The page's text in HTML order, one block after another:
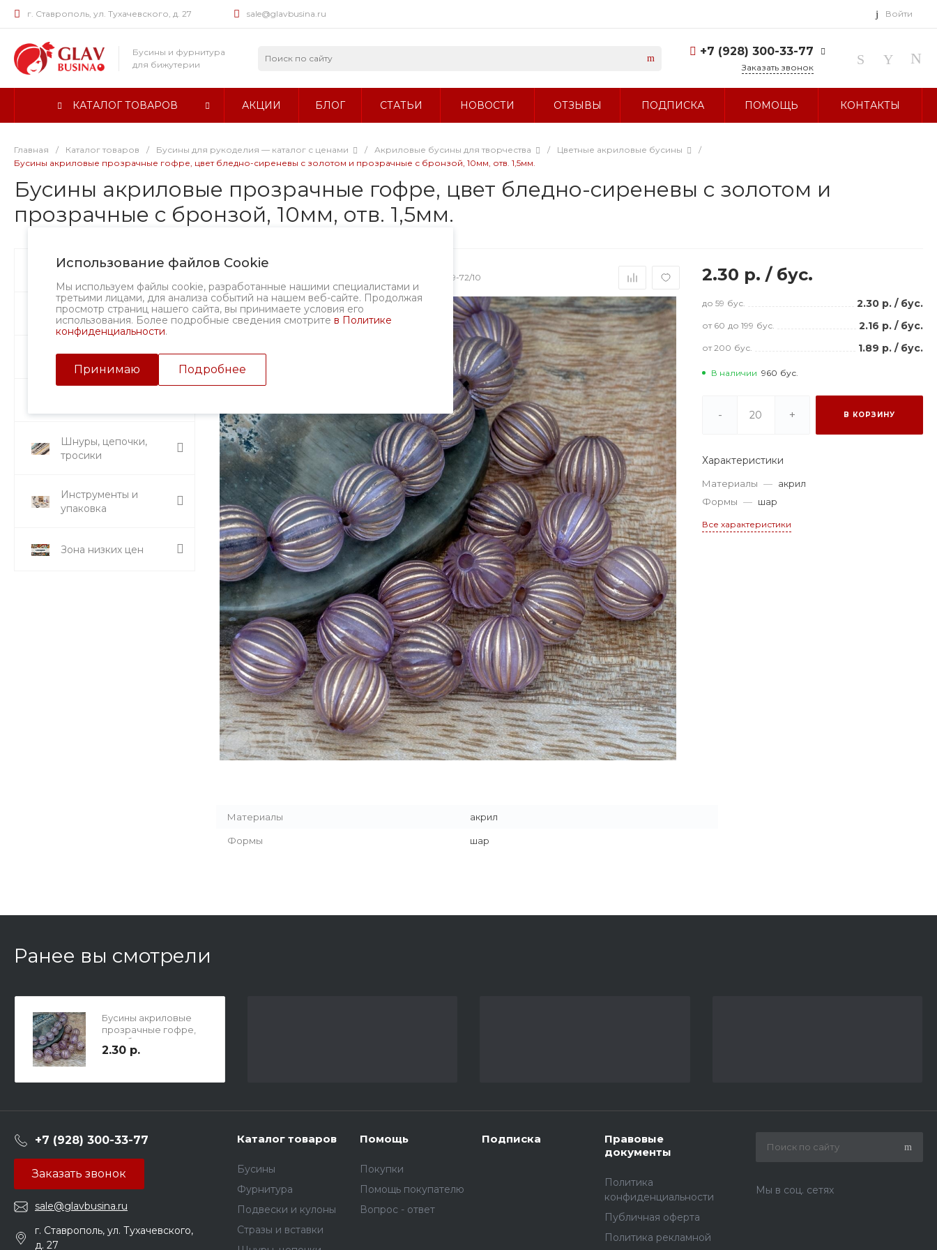
г. Ставрополь, ул. Тухачевского, д. 27 sale@glavbusina.ru Войти
Бусины и фурнитура
для бижутерии
+7 (928) 300-33-77
г. Ставрополь, ул.
sale@glavbusina.ru
Заказать звонок
КАТАЛОГ ТОВАРОВ АКЦИИ БЛОГ СТАТЬИ НОВОСТИ ОТЗЫВЫ ПОДПИСКА ПОМОЩЬ КОНТАКТЫ
Главная / Каталог товаров / Бусины для рукоделия — каталог с ценами / Акриловые бусины для творчества / Цветные акриловые бусины
/
Бусины акриловые прозрачные гофре, цвет бледно-сиреневы с золотом и прозрачные с бронзой, 10мм, отв. 1,5мм.
Бусины акриловые прозрачные гофре, цвет бледно-сиреневы с золотом и
прозрачные с бронзой, 10мм, отв. 1,5мм.
Использование файлов Cookie
Мы используем файлы cookie, разработанные нашими специалистами и
третьими лицами, для анализа событий на нашем веб-сайте. Продолжая
просмотр страниц нашего сайта, вы принимаете условия его
использования. Более подробные сведения смотрите в Политике
конфиденциальности.
Принимаю Подробнее
Бусины
Фурнитура
Подвески и кулоны
Шнуры, цепочки,
тросики
Инструменты и
упаковка
Зона низких цен
1889-72/10 2.30 р./ бус.
до 59 бус. 2.30 р. / бус.
от 60 до 199 бус. 2.16 р. / бус.
от 200 бус. 1.89 р. / бус.
В наличии 960 бус.
- + В КОРЗИНУ
Характеристики
Материалы — акрил
Формы — шар
Все характеристики
Материалы акрил
Формы шар
Ранее вы смотрели
Бусины акриловые
прозрачные гофре,
цвет бледно-
сиреневы с золотом и
2.30 р.
+7 (928) 300-33-77
Заказать звонок
sale@glavbusina.ru
г. Ставрополь, ул. Тухачевского,
д. 27
Каталог товаров
Бусины
Фурнитура
Подвески и кулоны
Стразы и вставки
Помощь
Покупки
Помощь покупателю
Вопрос - ответ
Подписка
Правовые
документы
Политика
конфиденциальности
Публичная оферта
Политика рекламной
Мы в соц. сетях